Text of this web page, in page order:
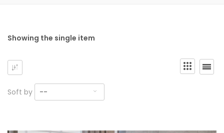
Showing the single item
Soft by --